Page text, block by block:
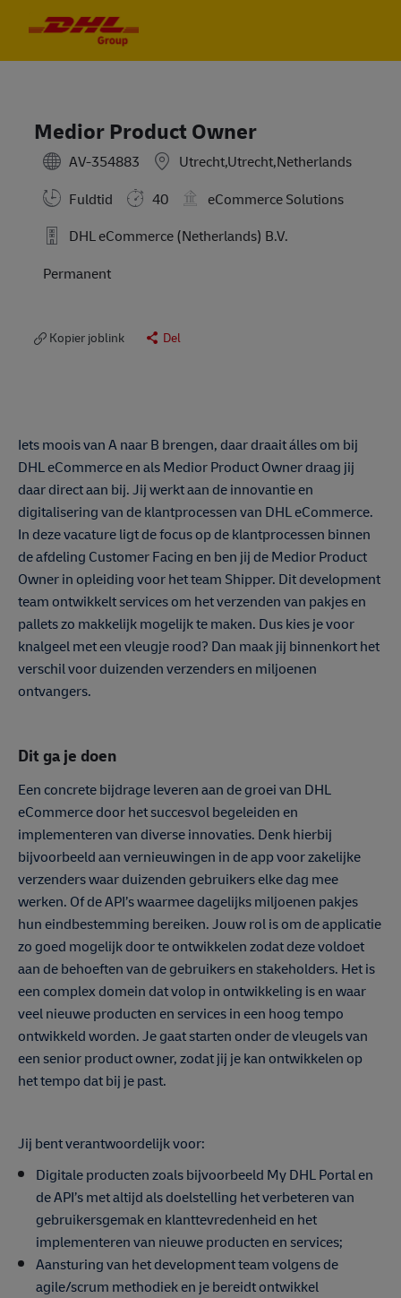
Medior Product Owner
AV-354883
Utrecht,Utrecht,Netherlands
Fuldtid
40
eCommerce Solutions
DHL eCommerce (Netherlands) B.V.
Permanent
Kopier joblink Del
Iets moois van A naar B brengen, daar draait álles om bij
DHL eCommerce en als Medior Product Owner draag jij
daar direct aan bij. Jij werkt aan de innovantie en
digitalisering van de klantprocessen van DHL eCommerce.
In deze vacature ligt de focus op de klantprocessen binnen
de afdeling Customer Facing en ben jij de Medior Product
Owner in opleiding voor het team Shipper. Dit development
team ontwikkelt services om het verzenden van pakjes en
pallets zo makkelijk mogelijk te maken. Dus kies je voor
knalgeel met een vleugje rood? Dan maak jij binnenkort het
verschil voor duizenden verzenders en miljoenen
ontvangers.
Dit ga je doen
Een concrete bijdrage leveren aan de groei van DHL
eCommerce door het succesvol begeleiden en
implementeren van diverse innovaties. Denk hierbij
bijvoorbeeld aan vernieuwingen in de app voor zakelijke
verzenders waar duizenden gebruikers elke dag mee
werken. Of de API’s waarmee dagelijks miljoenen pakjes
hun eindbestemming bereiken. Jouw rol is om de applicatie
zo goed mogelijk door te ontwikkelen zodat deze voldoet
aan de behoeften van de gebruikers en stakeholders. Het is
een complex domein dat volop in ontwikkeling is en waar
veel nieuwe producten en services in een hoog tempo
ontwikkeld worden. Je gaat starten onder de vleugels van
een senior product owner, zodat jij je kan ontwikkelen op
het tempo dat bij je past.
Jij bent verantwoordelijk voor:
Digitale producten zoals bijvoorbeeld My DHL Portal en
de API’s met altijd als doelstelling het verbeteren van
gebruikersgemak en klanttevredenheid en het
implementeren van nieuwe producten en services;
Aansturing van het development team volgens de
agile/scrum methodiek en je bereidt ontwikkel